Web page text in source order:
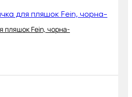
пляшок Fein, чорна-